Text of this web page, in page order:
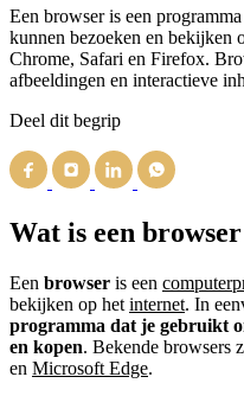
Een browser is een
kunnen bezoeken en bekijken
Chrome, Safari en Firefox.
afbeeldingen en interactieve
Deel dit begrip
Wat is een browser
Een browser is een
bekijken op het internet. In
programma dat je gebruikt
en kopen. Bekende browsers
en Microsoft Edge.